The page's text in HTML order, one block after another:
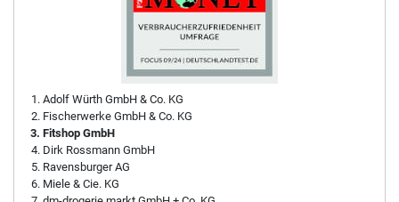
Adolf Würth GmbH & Co. KG
Fischerwerke GmbH & Co. KG
Fitshop GmbH
Dirk Rossmann GmbH
Ravensburger AG
Miele & Cie. KG